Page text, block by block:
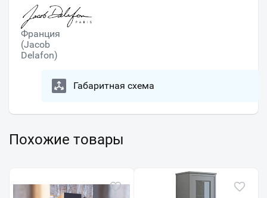
Франция
(Jacob
Delafon)
Габаритная схема
Похожие товары